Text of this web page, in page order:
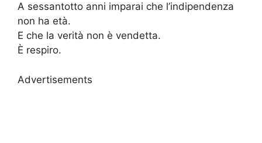
A sessantotto anni imparai che l’indipendenza
non ha età.
E che la verità non è vendetta.
È respiro.
Advertisements